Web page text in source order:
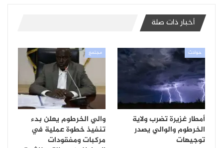
أخبار ذات صلة
حوادث
أمطار غزيرة تضرب ولاية
الخرطوم والوالي يصدر
توجيهات
مجتمع
والي الخرطوم يعلن بدء
تنفيذ خطوة عملية في
مركبات ومفقودات